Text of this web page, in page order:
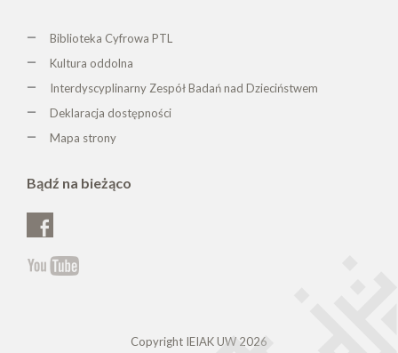
Biblioteka Cyfrowa PTL
Kultura oddolna
Interdyscyplinarny Zespół Badań nad Dzieciństwem
Deklaracja dostępności
Mapa strony
Bądź na bieżąco
Copyright IEIAK UW 2026